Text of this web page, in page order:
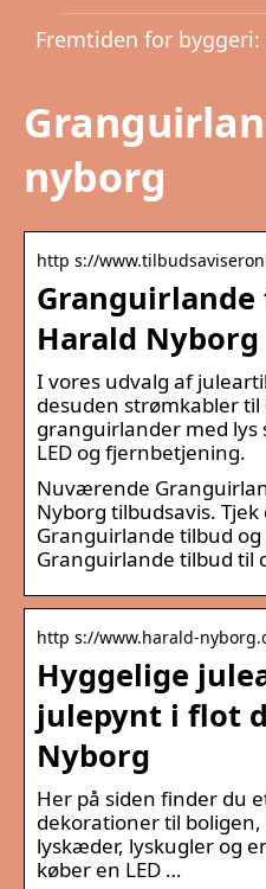
Fremtiden for
nyborg
http s://
Harald Nyborg
I vores udvalg af
desuden strømkabler
granguirlander med
LED og fjernbetjening.
Nuværende
Nyborg tilbudsavis. Tjek
Granguirlande tilbud
Granguirlande tilbud til
http s://www.harald-
Hyggelige
julepynt i flot
Nyborg
Her på siden finder du
dekorationer til
lyskæder, lyskugler og
køber en LED …